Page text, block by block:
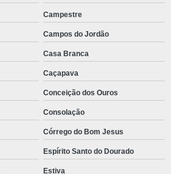
Campestre
Campos do Jordão
Casa Branca
Caçapava
Conceição dos Ouros
Consolação
Córrego do Bom Jesus
Espírito Santo do Dourado
Estiva